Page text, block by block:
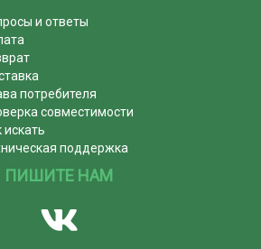
и ответы
потребителя
совместимости
искать
поддержка
ПИШИТЕ НАМ